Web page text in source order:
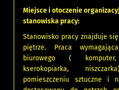
Miejsce i otoczenie
stanowiska pracy:
Stanowisko pracy znajduje
piętrze. Praca
biurowego (
kserokopiarka,
pomieszczeniu sztuczne i